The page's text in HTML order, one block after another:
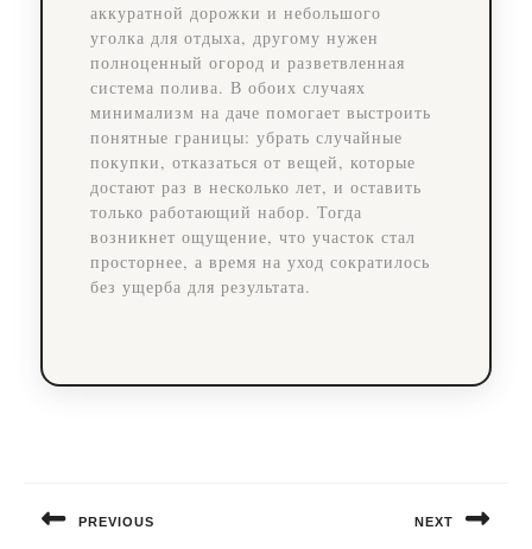
аккуратной дорожки и небольшого
уголка для отдыха, другому нужен
полноценный огород и разветвленная
система полива. В обоих случаях
минимализм на даче помогает выстроить
понятные границы: убрать случайные
покупки, отказаться от вещей, которые
достают раз в несколько лет, и оставить
только работающий набор. Тогда
возникнет ощущение, что участок стал
просторнее, а время на уход сократилось
без ущерба для результата.
записям
PREVIOUS NEXT